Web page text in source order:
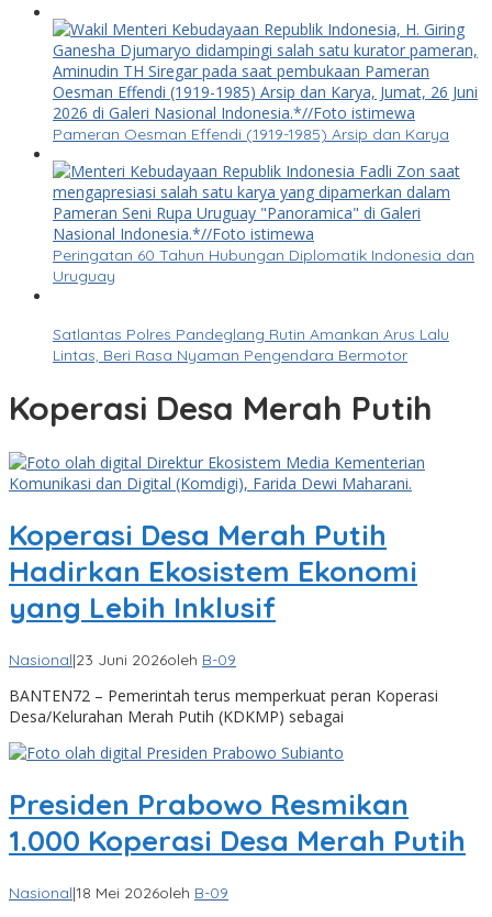
Pameran Oesman Effendi (1919-1985) Arsip dan Karya
Peringatan 60 Tahun Hubungan Diplomatik Indonesia dan
Uruguay
Satlantas Polres Pandeglang Rutin Amankan Arus Lalu
Lintas, Beri Rasa Nyaman Pengendara Bermotor
Koperasi Desa Merah Putih
Koperasi Desa Merah Putih
Hadirkan Ekosistem Ekonomi
yang Lebih Inklusif
Nasional|23 Juni 2026oleh B-09
BANTEN72 – Pemerintah terus memperkuat peran Koperasi
Desa/Kelurahan Merah Putih (KDKMP) sebagai
Presiden Prabowo Resmikan
1.000 Koperasi Desa Merah Putih
Nasional|18 Mei 2026oleh B-09